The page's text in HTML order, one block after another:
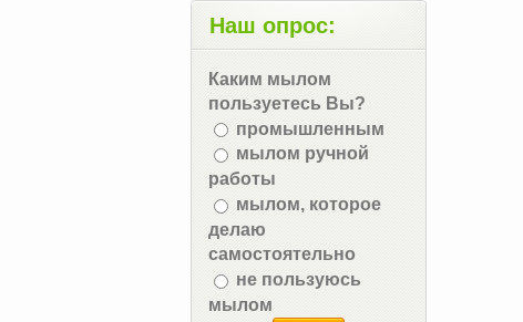
Наш опрос:
Каким мылом
пользуетесь Вы?
промышленным
мылом ручной
работы
мылом, которое
делаю
самостоятельно
не пользуюсь
мылом